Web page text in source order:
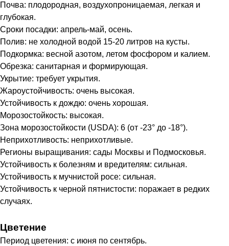
Почва: плодородная, воздухопроницаемая, легкая и
глубокая.
Сроки посадки: апрель-май, осень.
Полив: не холодной водой 15-20 литров на кусты.
Подкормка: весной азотом, летом фосфором и калием.
Обрезка: санитарная и формирующая.
Укрытие: требует укрытия.
Жароустойчивость: очень высокая.
Устойчивость к дождю: очень хорошая.
Морозостойкость: высокая.
Зона морозостойкости (USDA): 6 (от -23° до -18°).
Неприхотливость: неприхотливые.
Регионы выращивания: сады Москвы и Подмосковья.
Устойчивость к болезням и вредителям: сильная.
Устойчивость к мучнистой росе: сильная.
Устойчивость к черной пятнистости: поражает в редких
случаях.
Цветение
Период цветения: с июня по сентябрь.